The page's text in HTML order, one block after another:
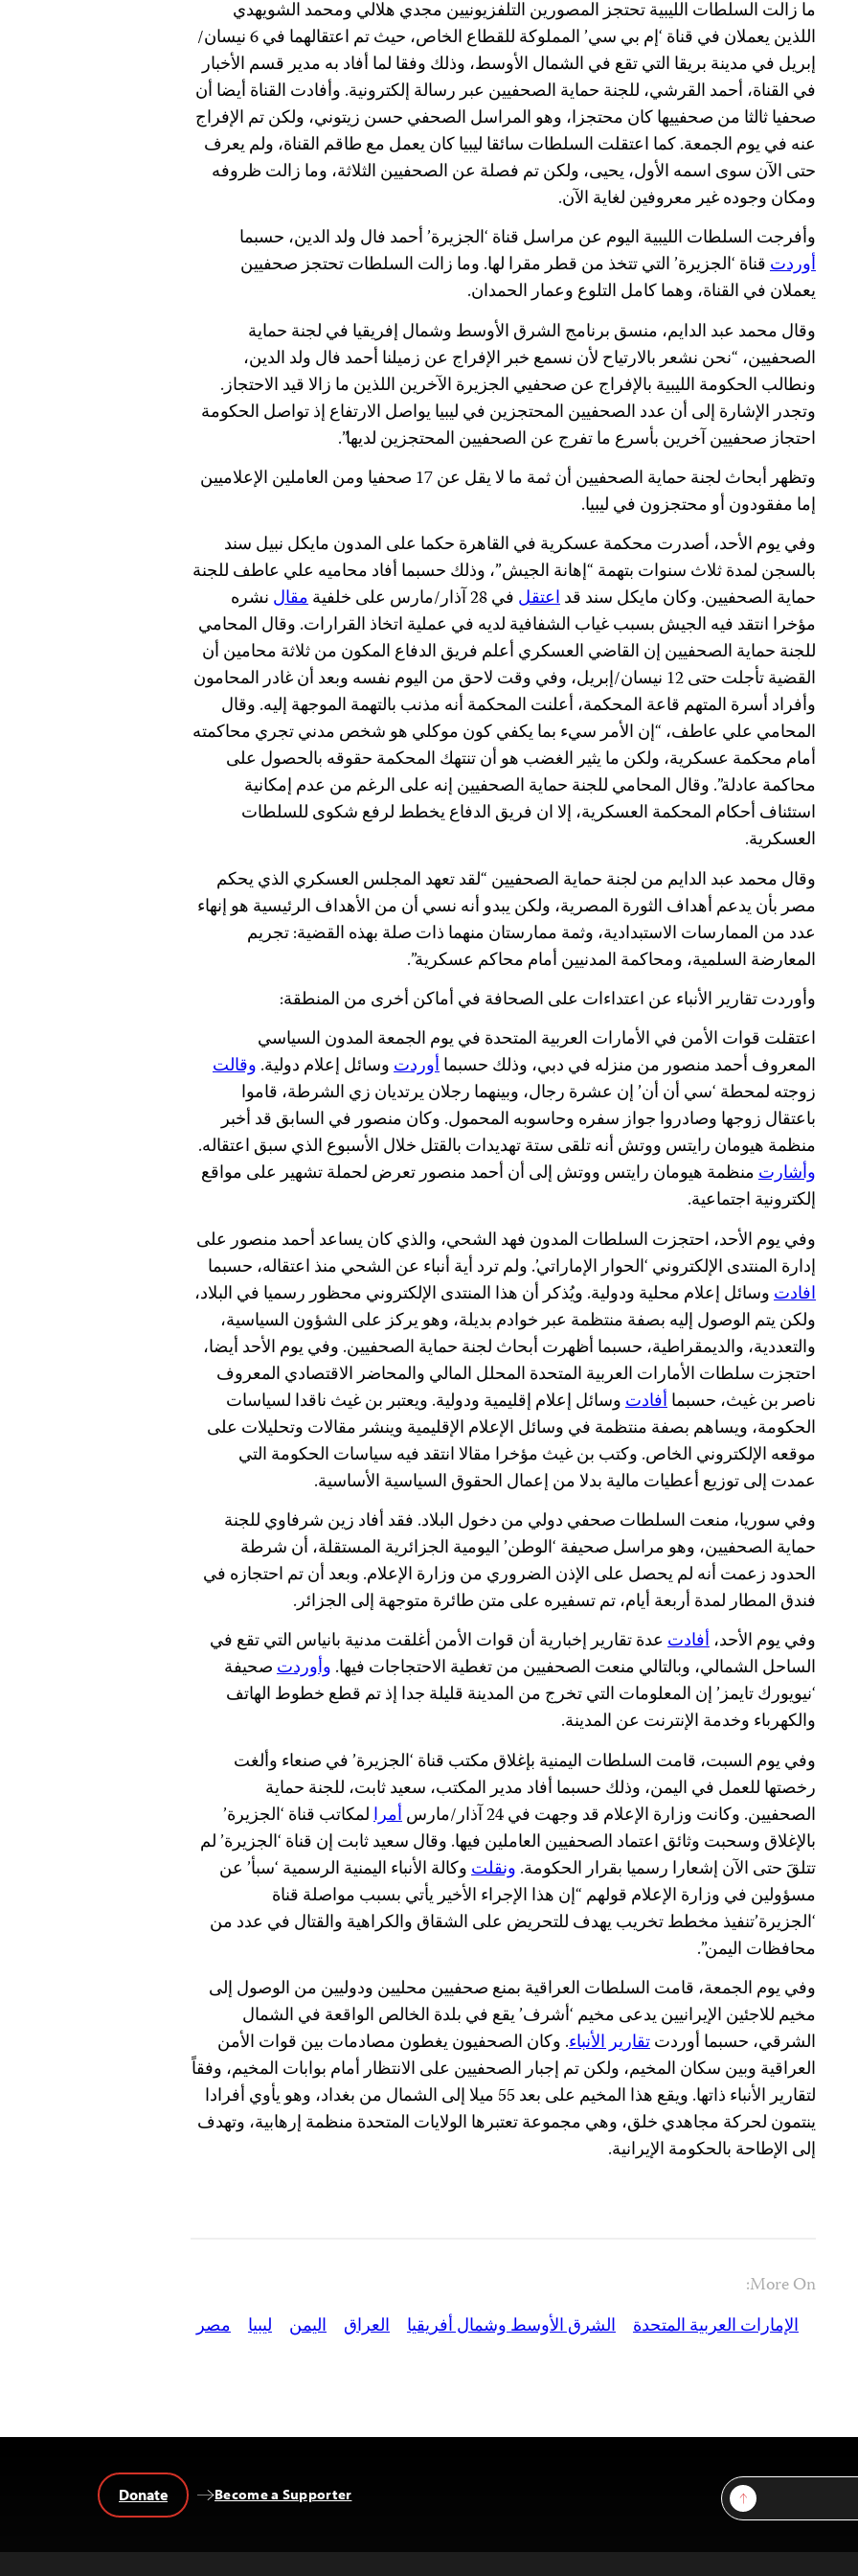
ما زالت السلطات الليبية تحتجز المصورين التلفزيونيين مجدي هلالي ومحمد الشويهدي
اللذين يعملان في قناة ‘إم بي سي’ المملوكة للقطاع الخاص، حيث تم اعتقالهما في 6 نيسان/
إبريل في مدينة بريقا التي تقع في الشمال الأوسط، وذلك وفقا لما أفاد به مدير قسم الأخبار
في القناة، أحمد القرشي، للجنة حماية الصحفيين عبر رسالة إلكترونية. وأفادت القناة أيضا أن
صحفيا ثالثا من صحفييها كان محتجزا، وهو المراسل الصحفي حسن زيتوني، ولكن تم الإفراج
عنه في يوم الجمعة. كما اعتقلت السلطات سائقا ليبيا كان يعمل مع طاقم القناة، ولم يعرف
حتى الآن سوى اسمه الأول، يحيى، ولكن تم فصلة عن الصحفيين الثلاثة، وما زالت ظروفه
ومكان وجوده غير معروفين لغاية الآن.
وأفرجت السلطات الليبية اليوم عن مراسل قناة ‘الجزيرة’ أحمد فال ولد الدين، حسبما
أوردتقناة ‘الجزيرة’ التي تتخذ من قطر مقرا لها. وما زالت السلطات تحتجز صحفيين
يعملان في القناة، وهما كامل التلوع وعمار الحمدان.
وقال محمد عبد الدايم، منسق برنامج الشرق الأوسط وشمال إفريقيا في لجنة حماية
الصحفيين، “نحن نشعر بالارتياح لأن نسمع خبر الإفراج عن زميلنا أحمد فال ولد الدين،
ونطالب الحكومة الليبية بالإفراج عن صحفيي الجزيرة الآخرين اللذين ما زالا قيد الاحتجاز.
وتجدر الإشارة إلى أن عدد الصحفيين المحتجزين في ليبيا يواصل الارتفاع إذ تواصل الحكومة
احتجاز صحفيين آخرين بأسرع ما تفرج عن الصحفيين المحتجزين لديها”.
وتظهر أبحاث لجنة حماية الصحفيين أن ثمة ما لا يقل عن 17 صحفيا ومن العاملين الإعلاميين
إما مفقودون أو محتجزون في ليبيا.
وفي يوم الأحد، أصدرت محكمة عسكرية في القاهرة حكما على المدون مايكل نبيل سند
بالسجن لمدة ثلاث سنوات بتهمة “إهانة الجيش”، وذلك حسبما أفاد محاميه علي عاطف للجنة
حماية الصحفيين. وكان مايكل سند قداعتقل في 28 آذار/مارس على خلفية مقال نشره
مؤخرا انتقد فيه الجيش بسبب غياب الشفافية لديه في عملية اتخاذ القرارات. وقال المحامي
للجنة حماية الصحفيين إن القاضي العسكري أعلم فريق الدفاع المكون من ثلاثة محامين أن
القضية تأجلت حتى 12 نيسان/إبريل، وفي وقت لاحق من اليوم نفسه وبعد أن غادر المحامون
وأفراد أسرة المتهم قاعة المحكمة، أعلنت المحكمة أنه مذنب بالتهمة الموجهة إليه. وقال
المحامي علي عاطف، “إن الأمر سيء بما يكفي كون موكلي هو شخص مدني تجري محاكمته
أمام محكمة عسكرية، ولكن ما يثير الغضب هو أن تنتهك المحكمة حقوقه بالحصول على
محاكمة عادلة”. وقال المحامي للجنة حماية الصحفيين إنه على الرغم من عدم إمكانية
استئناف أحكام المحكمة العسكرية، إلا ان فريق الدفاع يخطط لرفع شكوى للسلطات
العسكرية.
وقال محمد عبد الدايم من لجنة حماية الصحفيين “لقد تعهد المجلس العسكري الذي يحكم
مصر بأن يدعم أهداف الثورة المصرية، ولكن يبدو أنه نسي أن من الأهداف الرئيسية هو إنهاء
عدد من الممارسات الاستبدادية، وثمة ممارستان منهما ذات صلة بهذه القضية: تجريم
المعارضة السلمية، ومحاكمة المدنيين أمام محاكم عسكرية”.
وأوردت تقارير الأنباء عن اعتداءات على الصحافة في أماكن أخرى من المنطقة:
اعتقلت قوات الأمن في الأمارات العربية المتحدة في يوم الجمعة المدون السياسي
المعروف أحمد منصور من منزله في دبي، وذلك حسبماأوردتوسائل إعلام دولية. وقالت
زوجته لمحطة ‘سي أن أن’ إن عشرة رجال، وبينهما رجلان يرتديان زي الشرطة، قاموا
باعتقال زوجها وصادروا جواز سفره وحاسوبه المحمول. وكان منصور في السابق قد أخبر
منظمة هيومان رايتس ووتش أنه تلقى ستة تهديدات بالقتل خلال الأسبوع الذي سبق اعتقاله.
وأشارتمنظمة هيومان رايتس ووتش إلى أن أحمد منصور تعرض لحملة تشهير على مواقع
إلكترونية اجتماعية.
وفي يوم الأحد، احتجزت السلطات المدون فهد الشحي، والذي كان يساعد أحمد منصور على
إدارة المنتدى الإلكتروني ‘الحوار الإماراتي’. ولم ترد أية أنباء عن الشحي منذ اعتقاله، حسبما
افادتوسائل إعلام محلية ودولية. ويُذكر أن هذا المنتدى الإلكتروني محظور رسميا في البلاد،
ولكن يتم الوصول إليه بصفة منتظمة عبر خوادم بديلة، وهو يركز على الشؤون السياسية،
والتعددية، والديمقراطية، حسبما أظهرت أبحاث لجنة حماية الصحفيين. وفي يوم الأحد أيضا،
احتجزت سلطات الأمارات العربية المتحدة المحلل المالي والمحاضر الاقتصادي المعروف
ناصر بن غيث، حسبماأفادتوسائل إعلام إقليمية ودولية. ويعتبر بن غيث ناقدا لسياسات
الحكومة، ويساهم بصفة منتظمة في وسائل الإعلام الإقليمية وينشر مقالات وتحليلات على
موقعه الإلكتروني الخاص. وكتب بن غيث مؤخرا مقالا انتقد فيه سياسات الحكومة التي
عمدت إلى توزيع أعطيات مالية بدلا من إعمال الحقوق السياسية الأساسية.
وفي سوريا، منعت السلطات صحفي دولي من دخول البلاد. فقد أفاد زين شرفاوي للجنة
حماية الصحفيين، وهو مراسل صحيفة ‘الوطن’ اليومية الجزائرية المستقلة، أن شرطة
الحدود زعمت أنه لم يحصل على الإذن الضروري من وزارة الإعلام. وبعد أن تم احتجازه في
فندق المطار لمدة أربعة أيام، تم تسفيره على متن طائرة متوجهة إلى الجزائر.
وفي يوم الأحد،أفادت عدة تقارير إخبارية أن قوات الأمن أغلقت مدنية بانياس التي تقع في
الساحل الشمالي، وبالتالي منعت الصحفيين من تغطية الاحتجاجات فيها. وأوردتصحيفة
‘نيويورك تايمز’ إن المعلومات التي تخرج من المدينة قليلة جدا إذ تم قطع خطوط الهاتف
والكهرباء وخدمة الإنترنت عن المدينة.
وفي يوم السبت، قامت السلطات اليمنية بإغلاق مكتب قناة ‘الجزيرة’ في صنعاء وألغت
رخصتها للعمل في اليمن، وذلك حسبما أفاد مدير المكتب، سعيد ثابت، للجنة حماية
الصحفيين. وكانت وزارة الإعلام قد وجهت في 24 آذار/مارس
أمرالمكاتب قناة ‘الجزيرة’
بالإغلاق وسحبت وثائق اعتماد الصحفيين العاملين فيها. وقال سعيد ثابت إن قناة ‘الجزيرة’ لم
تتلقَ حتى الآن إشعارا رسميا بقرار الحكومة. ونقلتوكالة الأنباء اليمنية الرسمية ‘سبأ’ عن
مسؤولين في وزارة الإعلام قولهم “إن هذا الإجراء الأخير يأتي بسبب مواصلة قناة
‘الجزيرة’تنفيذ مخطط تخريب يهدف للتحريض على الشقاق والكراهية والقتال في عدد من
محافظات اليمن”.
وفي يوم الجمعة، قامت السلطات العراقية بمنع صحفيين محليين ودوليين من الوصول إلى
مخيم للاجئين الإيرانيين يدعى مخيم ‘أشرف’ يقع في بلدة الخالص الواقعة في الشمال
الشرقي، حسبما أوردتتقارير الأنباء. وكان الصحفيون يغطون مصادمات بين قوات الأمن
العراقية وبين سكان المخيم، ولكن تم إجبار الصحفيين على الانتظار أمام بوابات المخيم، وفقاً
لتقارير الأنباء ذاتها. ويقع هذا المخيم على بعد 55 ميلا إلى الشمال من بغداد، وهو يأوي أفرادا
ينتمون لحركة مجاهدي خلق، وهي مجموعة تعتبرها الولايات المتحدة منظمة إرهابية، وتهدف
إلى الإطاحة بالحكومة الإيرانية.
More On:
الإمارات العربية المتحدة
الشرق الأوسط وشمال أفريقيا العراق اليمن ليبيا مصر
Sign Up
Become a Supporter
Donate